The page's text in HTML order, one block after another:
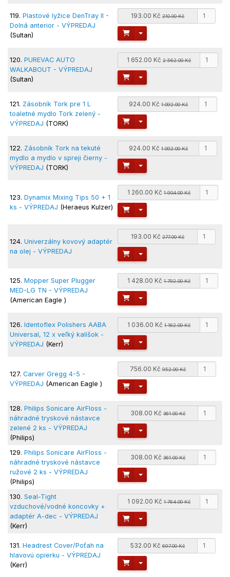
119. Plastové lyžice DenTray II -
Dolná anterior - VÝPREDAJ
(Sultan)
193.00 Kč210.00 Kč
Toggle Dropdown
120. PUREVAC AUTO
WALKABOUT - VÝPREDAJ
(Sultan)
1 652.00 Kč2 562.00 Kč
Toggle Dropdown
121. Zásobník Tork pre 1 L
toaletné mydlo Tork zelený -
VÝPREDAJ (TORK)
924.00 Kč1 092.00 Kč
Toggle Dropdown
122. Zásobník Tork na tekuté
mydlo a mydlo v spreji čierny -
VÝPREDAJ (TORK)
924.00 Kč1 092.00 Kč
Toggle Dropdown
123. Dynamix Mixing Tips 50 + 1
ks - VÝPREDAJ (Heraeus Kulzer)
1 260.00 Kč1 904.00 Kč
Toggle Dropdown
124. Univerzálny kovový adaptér
na olej - VÝPREDAJ
193.00 Kč277.00 Kč
Toggle Dropdown
125. Mopper Super Plugger
MED-LG TN - VÝPREDAJ
(American Eagle )
1 428.00 Kč1 792.00 Kč
Toggle Dropdown
126. Identoflex Polishers AABA
Universal, 12 x veľký kalíšok -
VÝPREDAJ (Kerr)
1 036.00 Kč1 162.00 Kč
Toggle Dropdown
127. Carver Gregg 4-5 -
VÝPREDAJ (American Eagle )
756.00 Kč952.00 Kč
Toggle Dropdown
128. Philips Sonicare AirFloss -
náhradné tryskové nástavce
zelené 2 ks - VÝPREDAJ
(Philips)
308.00 Kč361.00 Kč
Toggle Dropdown
129. Philips Sonicare AirFloss -
náhradné tryskové nástavce
ružové 2 ks - VÝPREDAJ
(Philips)
308.00 Kč361.00 Kč
Toggle Dropdown
130. Seal-Tight
vzduchové/vodné koncovky +
adaptér A-dec - VÝPREDAJ
(Kerr)
1 092.00 Kč1 764.00 Kč
Toggle Dropdown
131. Headrest Cover/Poťah na
hlavovú opierku - VÝPREDAJ
(Kerr)
532.00 Kč697.00 Kč
Toggle Dropdown